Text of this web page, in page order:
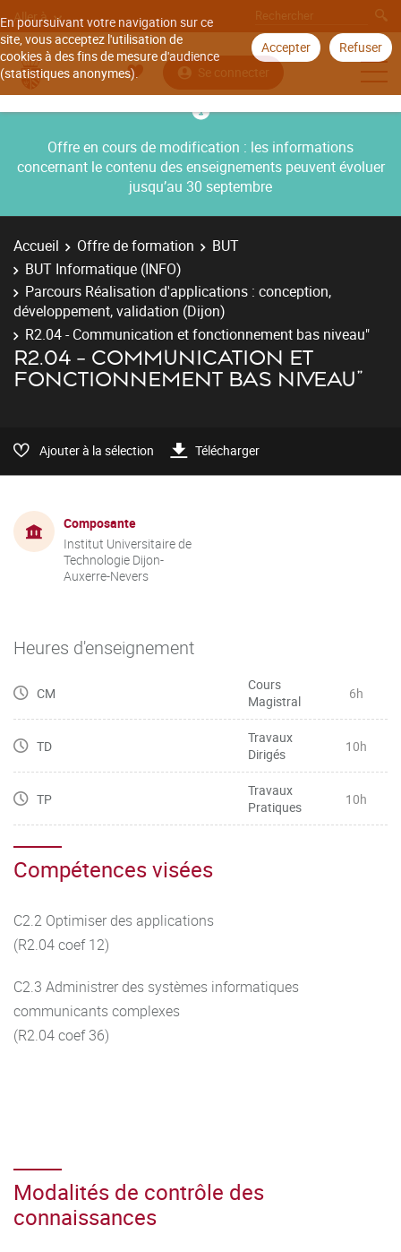
En poursuivant votre navigation sur ce
site, vous acceptez l'utilisation de
cookies à des fins de mesure d'audience
(statistiques anonymes).
Accepter Refuser
Aller à
Se connecter
Offre en cours de modification : les informations
concernant le contenu des enseignements peuvent évoluer
jusqu’au 30 septembre
Accueil Offre de formation
BUT
BUT Informatique (INFO)
Parcours Réalisation d'applications : conception,
développement, validation (Dijon)
R2.04 - Communication et fonctionnement bas niveau"
R2.04 - COMMUNICATION ET
FONCTIONNEMENT BAS NIVEAU"
Ajouter à la sélection Télécharger
Composante
Institut Universitaire de
Technologie Dijon-
Auxerre-Nevers
Heures d'enseignement
CM
Cours
Magistral
6h
TD
Travaux
Dirigés
10h
TP
Travaux
Pratiques
10h
Compétences visées
C2.2 Optimiser des applications
(R2.04 coef 12)
C2.3 Administrer des systèmes informatiques
communicants complexes
(R2.04 coef 36)
Modalités de contrôle des
connaissances